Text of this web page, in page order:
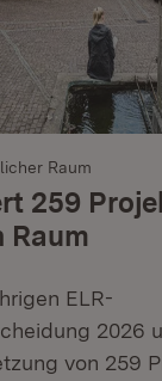
Raum
259
Raum
ELR-
2026
von 259